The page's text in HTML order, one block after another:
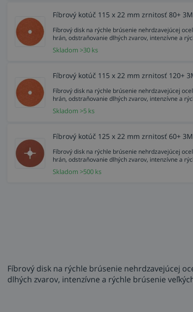
Fíbrový kotúč 115 x 22 mm zrnitosť 80+
Fíbrový disk na rýchle brúsenie nehrdzavejúcej
hrán, odstraňovanie dlhých zvarov, intenzívne a
Skladom >30 ks
Fíbrový kotúč 115 x 22 mm zrnitosť 120+
Fíbrový disk na rýchle brúsenie nehrdzavejúcej
hrán, odstraňovanie dlhých zvarov, intenzívne a
Skladom >5 ks
Fíbrový kotúč 125 x 22 mm zrnitosť 60+
Fíbrový disk na rýchle brúsenie nehrdzavejúcej
hrán, odstraňovanie dlhých zvarov, intenzívne a
Skladom >500 ks
Fíbrový disk na rýchle brúsenie nehrdzavejúcej
dlhých zvarov, intenzívne a rýchle brúsenie